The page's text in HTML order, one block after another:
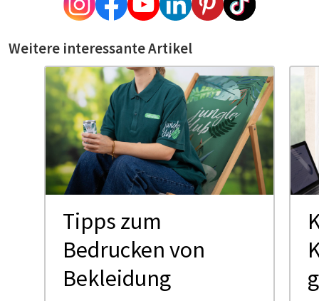
Weitere interessante Artikel
Tipps zum
Bedrucken von
Bekleidung